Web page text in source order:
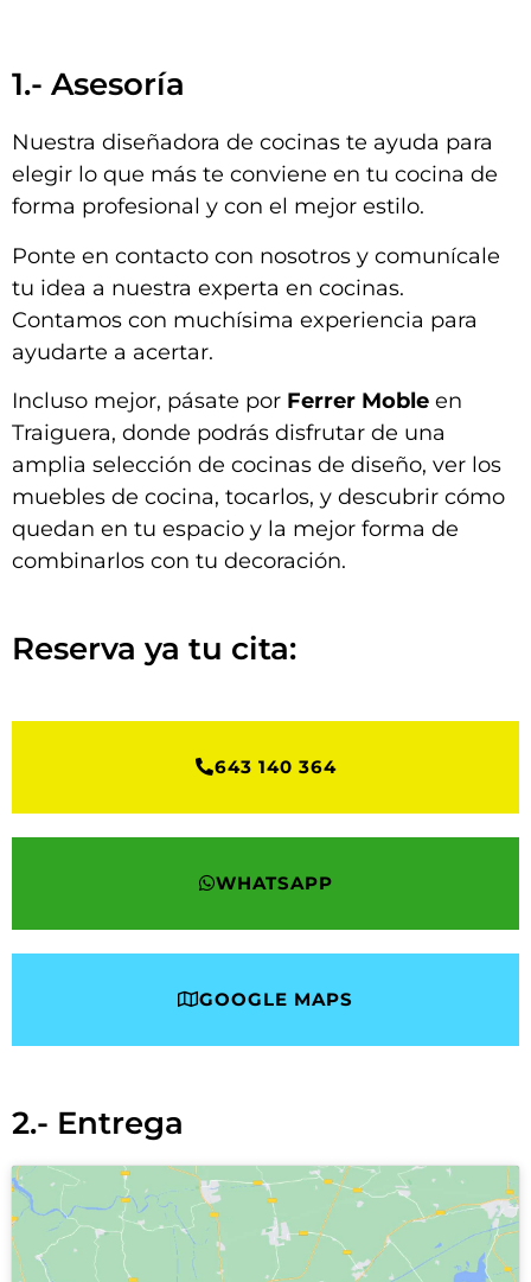
1.- Asesoría
Nuestra diseñadora de cocinas te ayuda para
elegir lo que más te conviene en tu cocina de
forma profesional y con el mejor estilo.
Ponte en contacto con nosotros y comunícale
tu idea a nuestra experta en cocinas.
Contamos con muchísima experiencia para
ayudarte a acertar.
Incluso mejor, pásate por Ferrer Moble en
Traiguera, donde podrás disfrutar de una
amplia selección de cocinas de diseño, ver los
muebles de cocina, tocarlos, y descubrir cómo
quedan en tu espacio y la mejor forma de
combinarlos con tu decoración.
Reserva ya tu cita:
643 140 364
WHATSAPP
GOOGLE MAPS
2.- Entrega